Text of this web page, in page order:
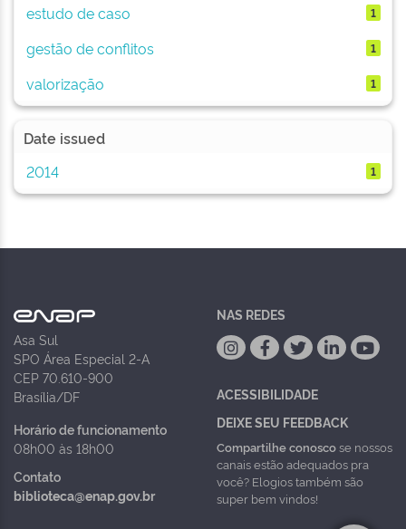
estudo de caso 1
gestão de conflitos 1
valorização 1
Date issued
2014
1
Asa Sul
SPO Área Especial 2-A
CEP 70.610-900
Brasília/DF
Horário de funcionamento
08h00 às 18h00
Contato
biblioteca@enap.gov.br
NAS REDES
ACESSIBILIDADE
DEIXE SEU FEEDBACK
Compartilhe conoscose nossos
canais estão adequados pra
você? Elogios também são
super bem vindos!